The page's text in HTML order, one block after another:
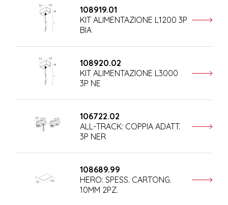
108919.01
KIT ALIMENTAZIONE L1200 3P
BIA
108920.02
KIT ALIMENTAZIONE L3000
3P NE
106722.02
ALL-TRACK: COPPIA ADATT.
3P NER
108689.99
HERO: SPESS. CARTONG.
10MM 2PZ.